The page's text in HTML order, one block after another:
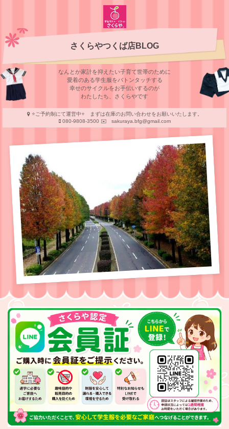
さくらやつくば店BLOG
なんとか家計を抑えたい子育て世帯のために
愛着のある学⽣服をバトンタッチする
幸せのサイクルをお⼿伝いするのが
わたしたち、さくらやです
⭐️ご予約制にて運営中⭐️ まずは在庫のお問い合わせをお願いいたします。
080-9808-3500 ✉️ sakuraya.bfg@gmail.com